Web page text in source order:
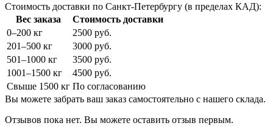
Стоимость доставки по Санкт-Петербургу (в пределах КАД):
Вес заказа
Стоимость доставки
0–200 кг
2500 руб.
201–500 кг
3000 руб.
501–1000 кг
3500 руб.
1001–1500 кг
4500 руб.
Свыше 1500 кг По согласованию
Вы можете забрать ваш заказ самостоятельно с нашего склада.
Отзывов пока нет. Вы можете оставить отзыв первым.